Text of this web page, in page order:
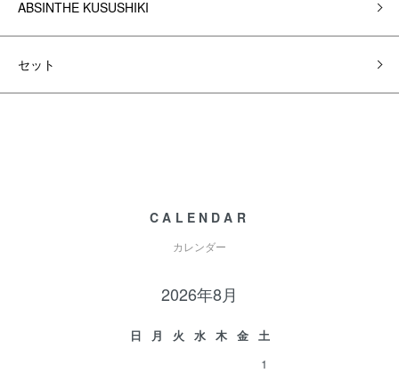
ABSINTHE KUSUSHIKI
セット
CALENDAR
カレンダー
2026年8月
日 月 火 水 木 金
土
1